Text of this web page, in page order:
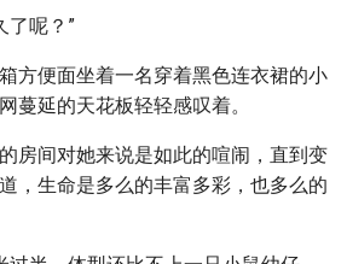
了呢？”
方便面坐着一名穿着黑色连衣裙的小
蔓延的天花板轻轻感叹着。
房间对她来说是如此的喧闹，直到变
，生命是多么的丰富多彩，也多么的